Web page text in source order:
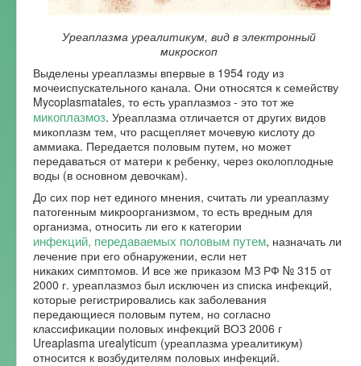
Уреаплазма уреалитикум, вид в электронный
микроскоп
Выделены уреаплазмы впервые в 1954 году из
мочеиспускательного канала. Они относятся к семейству
Mycoplasmatales, то есть ураплазмоз - это тот же
микоплазмоз. Уреаплазма отличается от других видов
микоплазм тем, что расщепляет мочевую кислоту до
аммиака. Передается половым путем, но может
передаваться от матери к ребенку, через околоплодные
воды (в основном девочкам).
До сих пор нет единого мнения, считать ли уреаплазму
патогенным микроорганизмом, то есть вредным для
организма, относить ли его к категории
инфекций, передаваемых половым путем, назначать ли
лечение при его обнаружении, если нет
никаких симптомов. И все же приказом МЗ РФ № 315 от
2000 г. уреаплазмоз был исключен из списка инфекций,
которые регистрировались как заболевания
передающиеся половым путем, но согласно
классификации половых инфекций ВОЗ 2006 г
Ureaplasma urealyticum (уреаплазма уреалитикум)
относится к возбудителям половых инфекций.